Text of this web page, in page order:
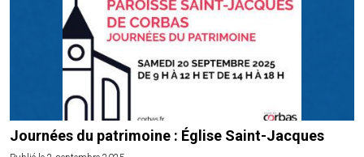
Journées du patrimoine : Église Saint-Jacques